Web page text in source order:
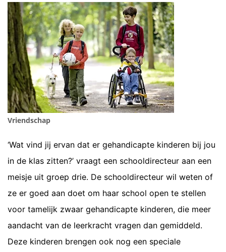
Vriendschap
‘Wat vind jij ervan dat er gehandicapte kinderen bij jou
in de klas zitten?’ vraagt een schooldirecteur aan een
meisje uit groep drie. De schooldirecteur wil weten of
ze er goed aan doet om haar school open te stellen
voor tamelijk zwaar gehandicapte kinderen, die meer
aandacht van de leerkracht vragen dan gemiddeld.
Deze kinderen brengen ook nog een speciale